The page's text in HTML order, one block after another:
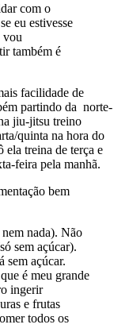
com o
eu estivesse
vou
também é
facilidade de
partindo da norte-
jiu-jitsu treino
quinta na hora do
ela treina de terça e
feira pela manhã.
bem
nada). Não
sem açúcar).
sem açúcar.
é meu grande
ingerir
e frutas
todos os